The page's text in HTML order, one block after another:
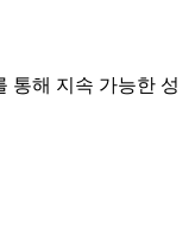
통해 지속 가능한 성